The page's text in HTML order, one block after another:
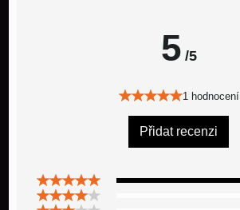
5 /5
1 hodnocení
Přidat recenzi